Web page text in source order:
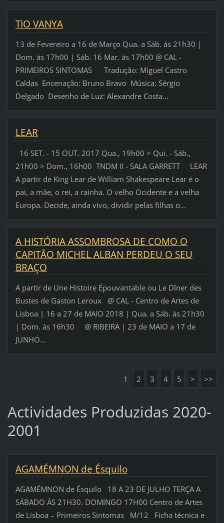
TIO VANYA
13 de Fevereiro a 16 de Março Qua. a Sáb. às 21h30 |
Dom. às 17h00 | Sáb. 16 Mar. às 17h00 @ CAL -
PRIMEIROS SINTOMAS Tradução: Miguel Castro
Caldas Encenação: Bruno Bravo Música: Sérgio
Delgado Desenho de Luz: Alexandre Costa...
LEAR
16 SET. - 15 OUT. 2017 Qua., 19h00 > Qui. - Sáb.,
21h00 > Dom., 16h00 TNDM II - SALA GARRETT LEAR
A partir de King Lear de William Shakespeare Lear é o
pai, a mãe, o rei, a rainha. O velho Ocidente e a velha
Europa. Decide, ainda vivo, dividir pelas filhas o...
A HISTÓRIA ASSOMBROSA DE COMO O
CAPITÃO MICHEL ALBAN PERDEU O SEU
BRAÇO
A partir de Une Histoire Épouvantable ou Le Dîner des
Bustes de Gaston Leroux @ CAL - Centro de Artes de
Lisboa | 16 a 27 de MAIO 2018 | Qua. a Sáb. às 21h30
| Dom. às 16h30 @ RIBEIRA | 23 de MAIO a 17 de
JUNHO...
1 2 3 4 5 > >>
Actividades Produzidas 2020-
2001
AGAMÉMNON de Ésquilo
AGAMÉMNON de Ésquilo 18 A 23 DE JULHO TERÇA A
SÁBADO ÀS 21H30. DOMINGO 17H00 Centro de Artes
de Lisboa – Primeiros Sintomas M/12 Ficha técnica e